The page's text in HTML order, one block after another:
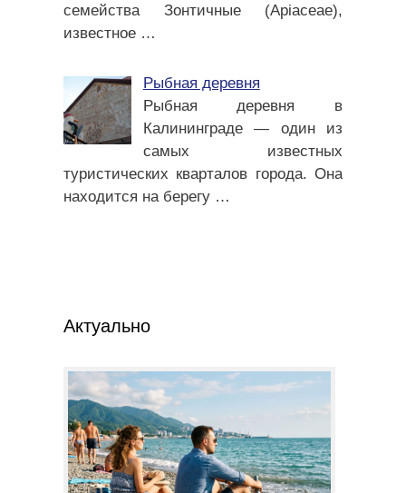
семейства Зонтичные (Apiaceae),
известное …
Рыбная деревня
Рыбная деревня в
Калининграде — один из
самых известных
туристических кварталов города. Она
находится на берегу …
Актуально